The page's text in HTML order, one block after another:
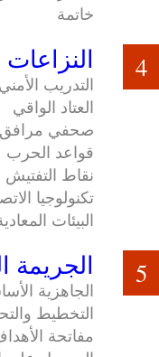
خاتمة
التدريب الأمني
العتاد الواقي
صحفي
قواعد الحرب
نقاط التفتيش
تكنولوجيا
البيئات
4
الجريمة
الجاهزية
التخطيط
مفاتحة
5